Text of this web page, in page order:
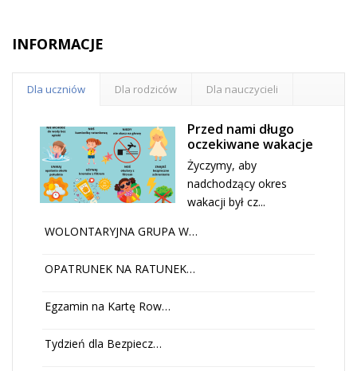
INFORMACJE
Dla uczniów Dla rodziców Dla nauczycieli
Przed nami długo
oczekiwane wakacje
Życzymy, aby
nadchodzący okres
wakacji był cz...
WOLONTARYJNA GRUPA W…
OPATRUNEK NA RATUNEK…
Egzamin na Kartę Row…
Tydzień dla Bezpiecz…